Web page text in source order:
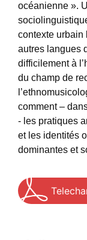
océanienne ».
contexte urbain
autres langues
difficilement à
du champ de
comment –
- les pratiques
et les identités
dominantes et